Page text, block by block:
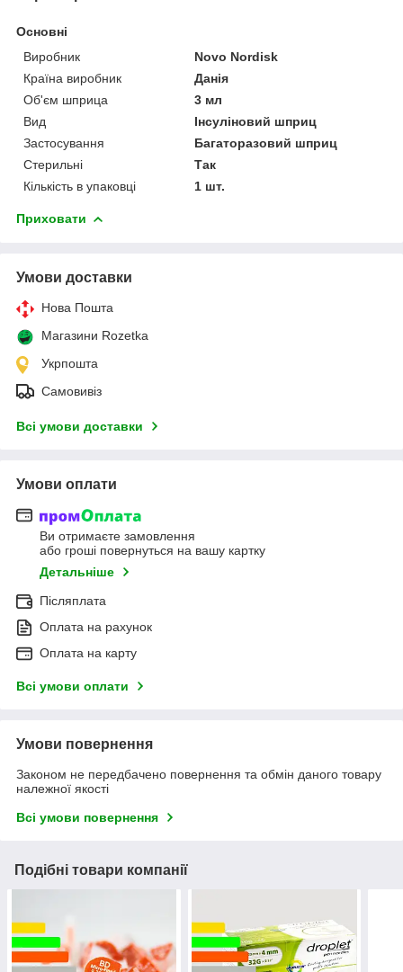
Основні
Виробник
Novo Nordisk
Країна виробник
Данія
Об'єм шприца
3 мл
Вид
Інсуліновий шприц
Застосування
Багаторазовий шприц
Стерильні
Так
Кількість в упаковці
1 шт.
Приховати
Умови доставки
Нова Пошта
Магазини Rozetka
Укрпошта
Самовивіз
Всі умови доставки
Умови оплати
Ви отримаєте замовлення
або гроші повернуться на вашу картку
Детальніше
Післяплата
Оплата на рахунок
Оплата на карту
Всі умови оплати
Умови повернення
Законом не передбачено повернення та обмін даного товару
належної якості
Всі умови повернення
Подібні товари компанії